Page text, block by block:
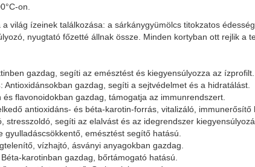
on.
a világ ízeinek találkozása: a sárkánygyümölcs titokzatos
nyugtató főzetté állnak össze. Minden kortyban ott rejlik a
gazdag, segíti az emésztést és kiegyensúlyozza az ízprofilt.
: Antioxidánsokban gazdag, segíti a sejtvédelmet és a hidratálást.
és flavonoidokban gazdag, támogatja az immunrendszert.
antioxidáns- és béta-karotin-forrás, vitalizáló, immunerősítő
stresszoldó, segíti az elalvást és az idegrendszer
gyulladáscsökkentő, emésztést segítő hatású.
vízhajtó, ásványi anyagokban gazdag.
Béta-karotinban gazdag, bőrtámogató hatású.